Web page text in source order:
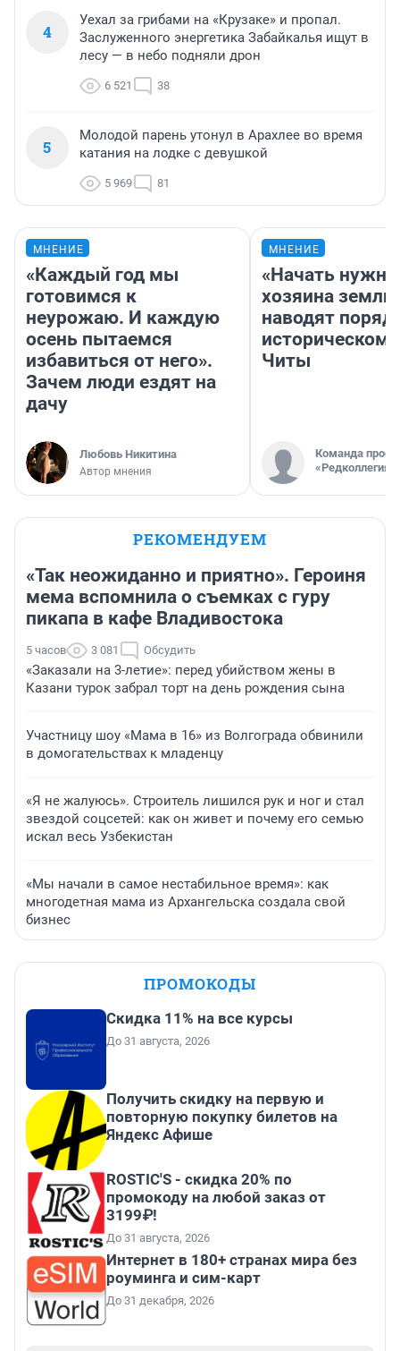
4
Уехал за грибами на «Крузаке» и пропал.
Заслуженного энергетика Забайкалья ищут в
лесу — в небо подняли дрон
6 521 38
5
Молодой парень утонул в Арахлее во время
катания на лодке с девушкой
5 969 81
МНЕНИЕ
«Каждый год мы
готовимся к
неурожаю. И каждую
осень пытаемся
избавиться от него».
Зачем люди ездят на
дачу
Любовь Никитина
Автор мнения
МНЕНИЕ
«Начать нужно
хозяина
наводят
историческом
Читы
Команда
«Редколлегия»
РЕКОМЕНДУЕМ
«Так неожиданно и приятно». Героиня
мема вспомнила о съемках с гуру
пикапа в кафе Владивостока
5 часов 3 081 Обсудить
«Заказали на 3-летие»: перед убийством жены в
Казани турок забрал торт на день рождения сына
Участницу шоу «Мама в 16» из Волгограда обвинили
в домогательствах к младенцу
«Я не жалуюсь». Строитель лишился рук и ног и стал
звездой соцсетей: как он живет и почему его семью
искал весь Узбекистан
«Мы начали в самое нестабильное время»: как
многодетная мама из Архангельска создала свой
бизнес
ПРОМОКОДЫ
Скидка 11% на все курсы
До 31 августа, 2026
Получить скидку на первую и
повторную покупку билетов на
Яндекс Афише
ROSTIC'S - скидка 20% по
промокоду на любой заказ от
3199₽!
До 31 августа, 2026
Интернет в 180+ странах мира без
роуминга и сим-карт
До 31 декабря, 2026